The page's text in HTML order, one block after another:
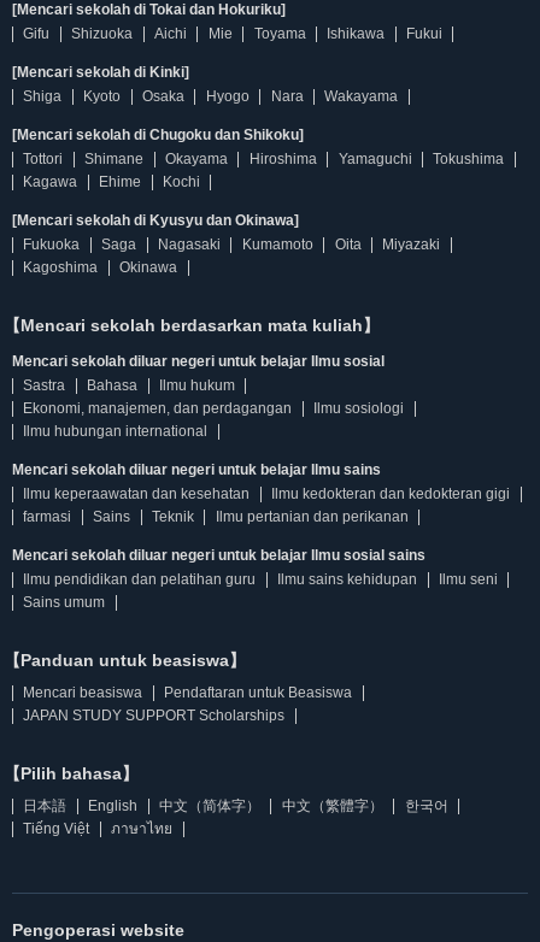
[Mencari sekolah di Tokai dan Hokuriku]
Gifu
Shizuoka Aichi Mie Toyama Ishikawa Fukui
[Mencari sekolah di Kinki]
Shiga
Kyoto Osaka Hyogo Nara Wakayama
[Mencari sekolah di Chugoku dan Shikoku]
Tottori
Shimane Okayama Hiroshima Yamaguchi
Tokushima
Kagawa
Ehime Kochi
[Mencari sekolah di Kyusyu dan Okinawa]
Fukuoka
Saga Nagasaki Kumamoto Oita
Miyazaki
Kagoshima
Okinawa
【Mencari sekolah berdasarkan mata kuliah】
Mencari sekolah diluar negeri untuk belajar Ilmu sosial
Sastra
Bahasa
Ilmu hukum
Ekonomi, manajemen, dan perdagangan
Ilmu sosiologi
Ilmu hubungan international
Mencari sekolah diluar negeri untuk belajar Ilmu sains
Ilmu keperaawatan dan kesehatan
Ilmu kedokteran dan kedokteran gigi
farmasi
Sains Teknik Ilmu pertanian dan perikanan
Mencari sekolah diluar negeri untuk belajar Ilmu sosial sains
Ilmu pendidikan dan pelatihan guru
Ilmu sains kehidupan
Ilmu seni
Sains umum
【Panduan untuk beasiswa】
Mencari beasiswa
Pendaftaran untuk Beasiswa
JAPAN STUDY SUPPORT Scholarships
【Pilih bahasa】
日本語 English 中文（简体字） 中文（繁體字）
한국어
Tiếng Việt
ภาษาไทย
Pengoperasi website